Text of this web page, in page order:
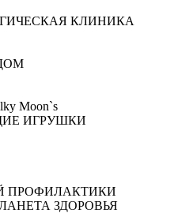
КЛИНИКА
Moon`s
ИГРУШКИ
ПРОФИЛАКТИКИ
ЗДОРОВЬЯ